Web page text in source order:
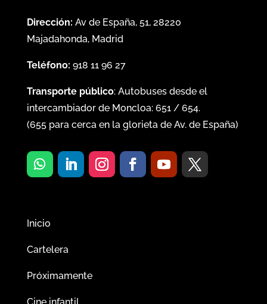
Dirección: Av de España, 51, 28220
Majadahonda, Madrid
Teléfono: 918 11 96 27
Transporte público: Autobuses desde el
intercambiador de Moncloa: 651/ 654.
(655para cerca en la glorieta de Av. de España)
Inicio
Cartelera
Próximamente